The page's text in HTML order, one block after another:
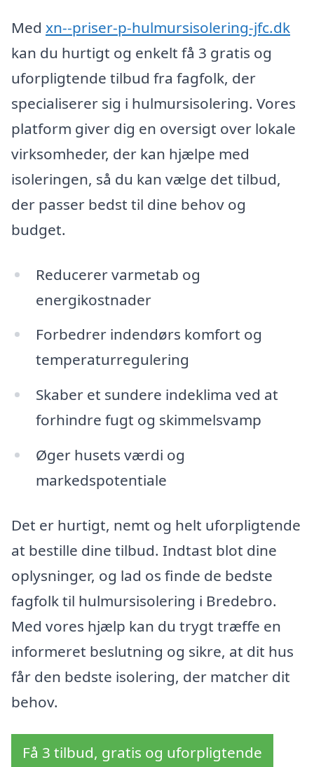
Med xn--priser-p-hulmursisolering-jfc.dk
kan du hurtigt og enkelt få 3 gratis og
uforpligtende tilbud fra fagfolk, der
specialiserer sig i hulmursisolering. Vores
platform giver dig en oversigt over lokale
virksomheder, der kan hjælpe med
isoleringen, så du kan vælge det tilbud,
der passer bedst til dine behov og
budget.
Reducerer varmetab og
energikostnader
Forbedrer indendørs komfort og
temperaturregulering
Skaber et sundere indeklima ved at
forhindre fugt og skimmelsvamp
Øger husets værdi og
markedspotentiale
Det er hurtigt, nemt og helt uforpligtende
at bestille dine tilbud. Indtast blot dine
oplysninger, og lad os finde de bedste
fagfolk til hulmursisolering i Bredebro.
Med vores hjælp kan du trygt træffe en
informeret beslutning og sikre, at dit hus
får den bedste isolering, der matcher dit
behov.
Få 3 tilbud, gratis og uforpligtende